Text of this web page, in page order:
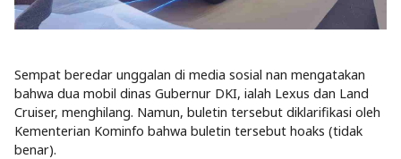
Sempat beredar unggalan di media sosial nan mengatakan
bahwa dua mobil dinas Gubernur DKI, ialah Lexus dan Land
Cruiser, menghilang. Namun, buletin tersebut diklarifikasi oleh
Kementerian Kominfo bahwa buletin tersebut hoaks (tidak
benar).